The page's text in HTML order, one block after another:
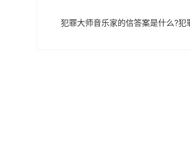
犯罪大师音乐家的信答案是什么?